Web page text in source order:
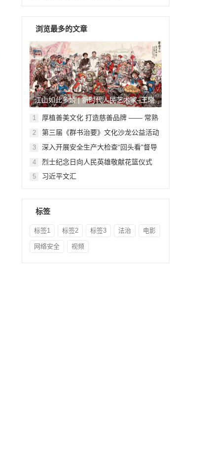
浏览最多的文章
江山如此多娇 | 新时代人民艺术家–王晓
鹏
1
厚植善美文化 打造慈善品牌 —— 常熟
举行六个慈善文化教育基地授牌仪式
2
第三届《群书治要》文化沙龙公益活动
在北京顺利举行
3
深入开展安全生产大检查“回头看”督导
检查
4 烈士纪念日向人民英雄敬献花篮仪式
5 习近平文汇
标签
标签1 标签2 标签3 法治 电影
网络安全 视频